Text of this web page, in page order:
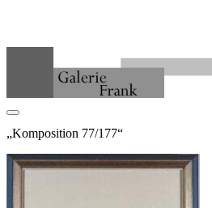
„Komposition 77/177“